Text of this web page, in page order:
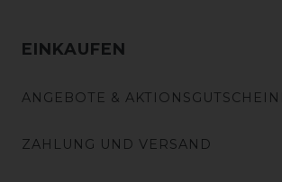
EINKAUFEN
ANGEBOTE &
ZAHLUNG UND VERSAND